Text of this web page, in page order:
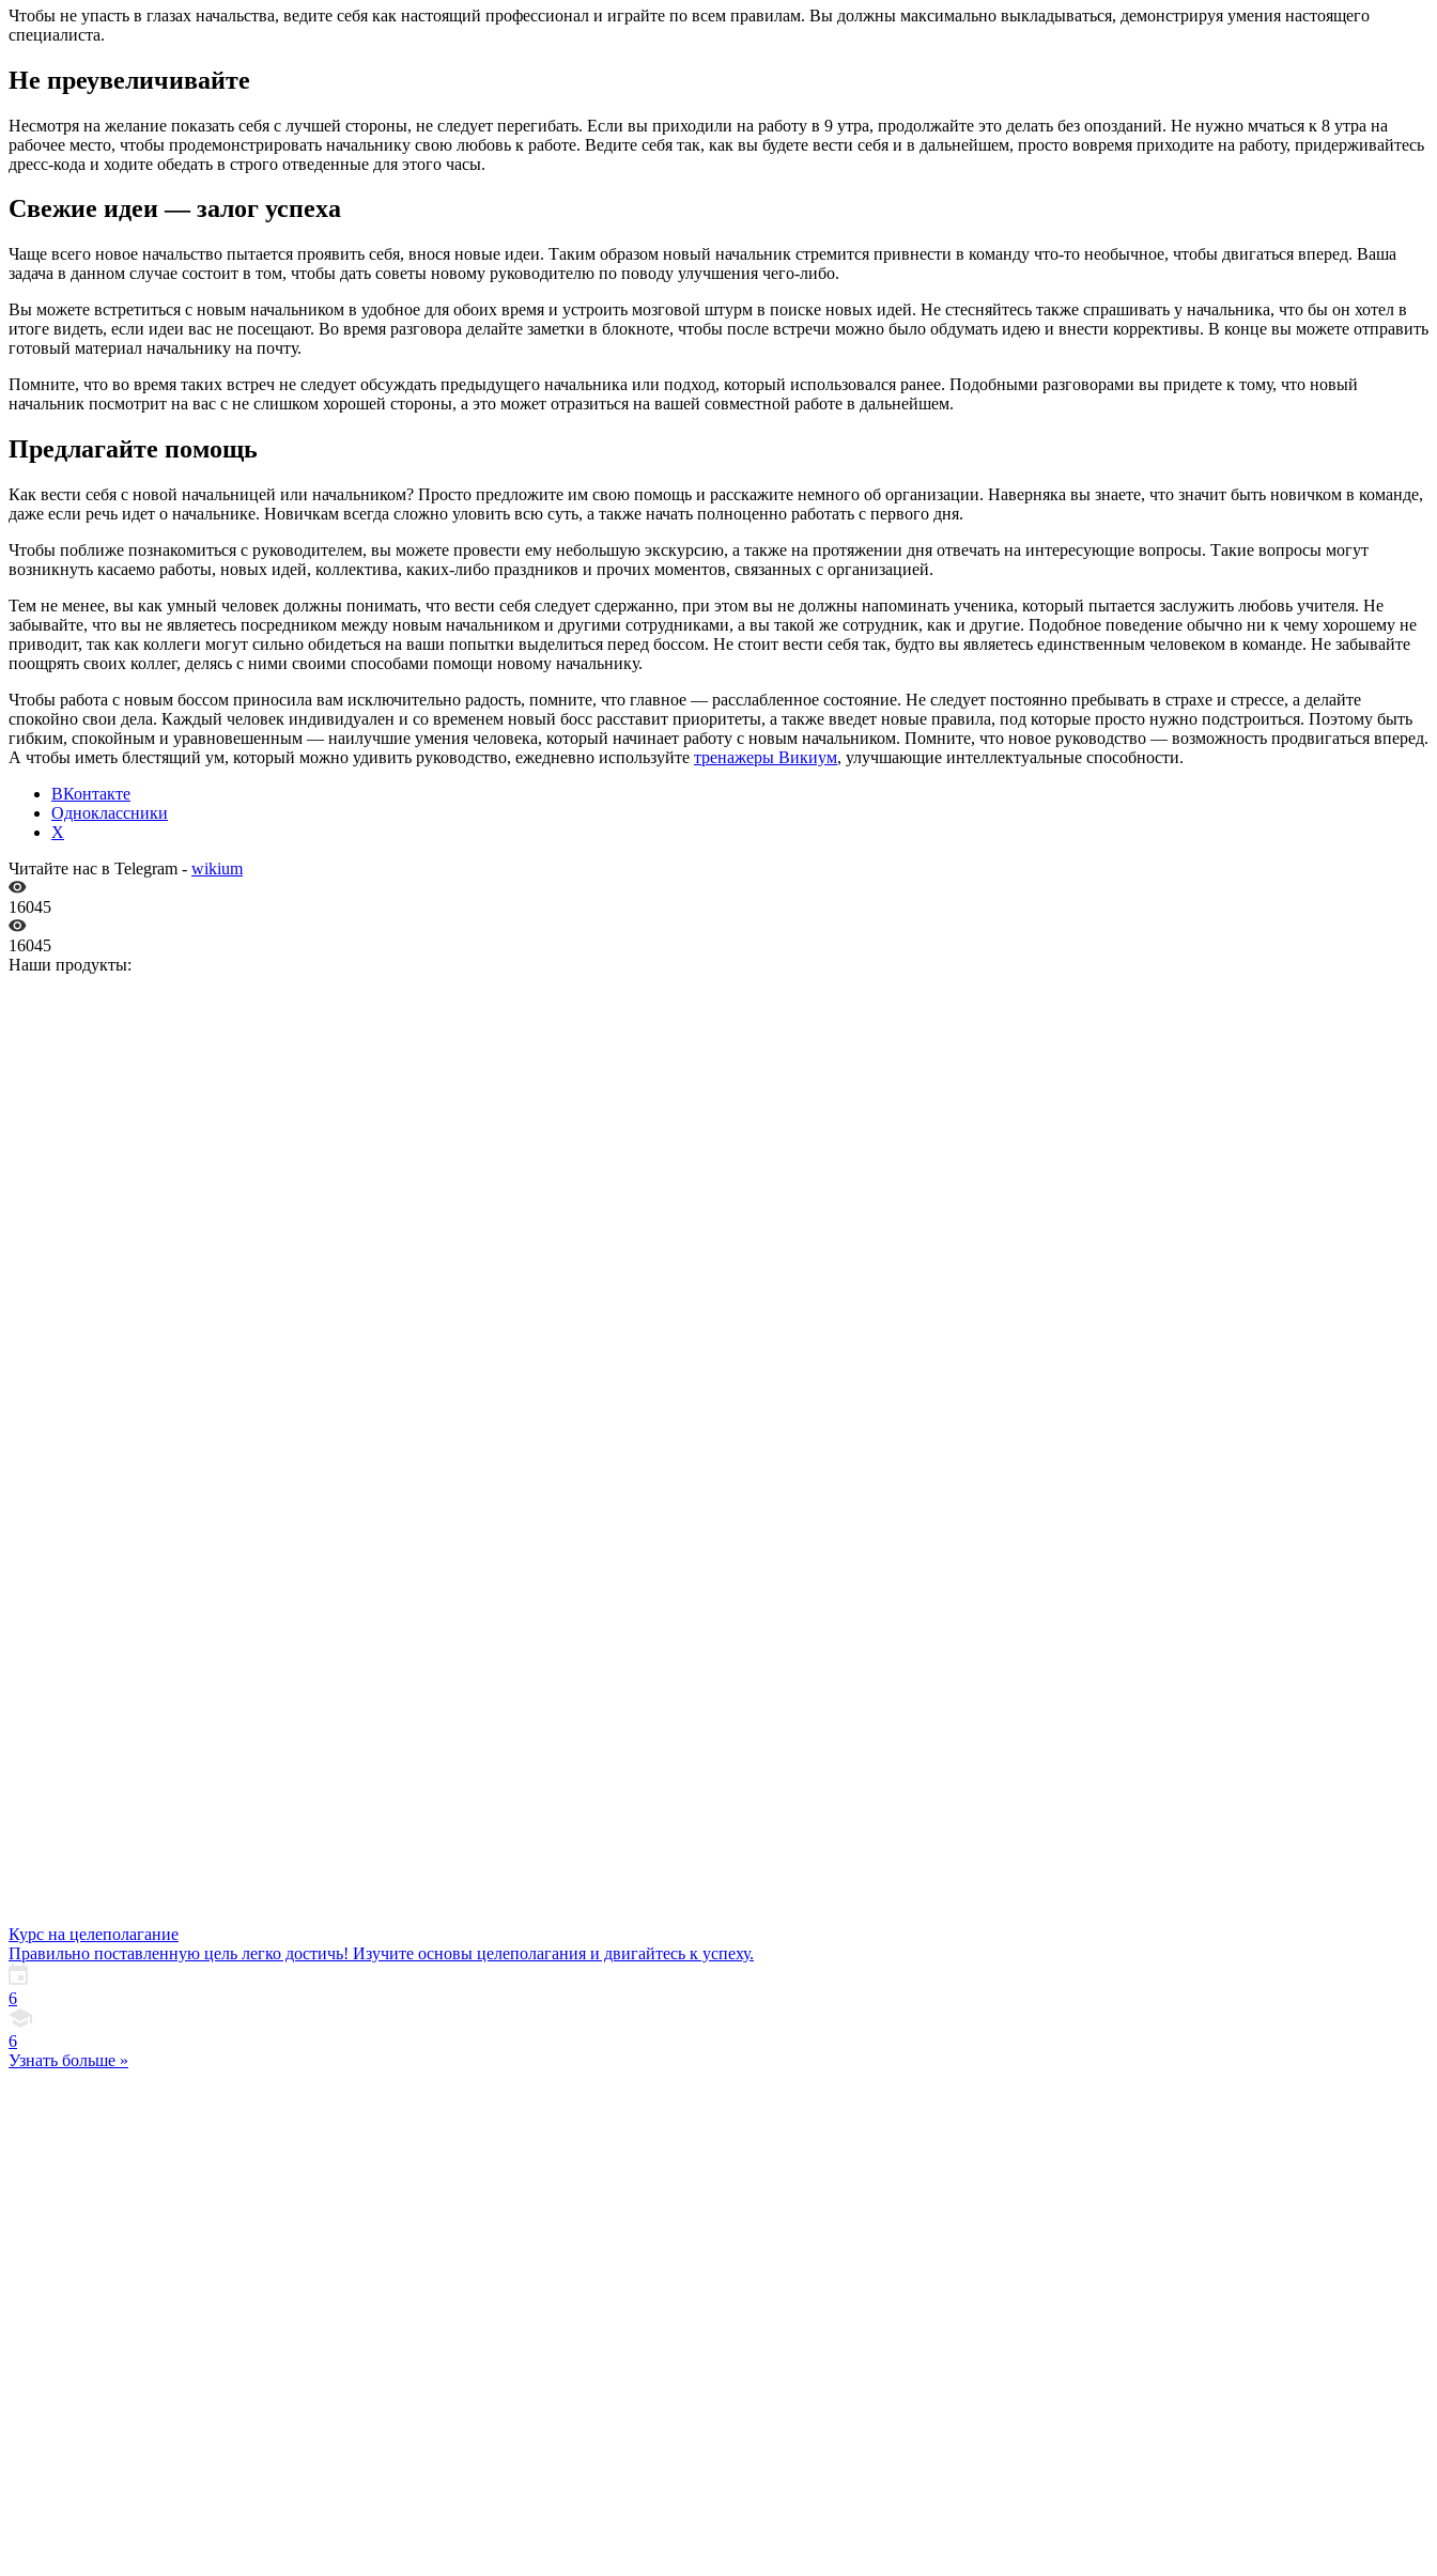
Чтобы не упасть в глазах начальства, ведите себя как настоящий профессионал и играйте по всем правилам. Вы должны максимально выкладываться, демонстрируя умения настоящего
специалиста.
Не преувеличивайте
Несмотря на желание показать себя с лучшей стороны, не следует перегибать. Если вы приходили на работу в 9 утра, продолжайте это делать без опозданий. Не нужно мчаться к 8 утра на
рабочее место, чтобы продемонстрировать начальнику свою любовь к работе. Ведите себя так, как вы будете вести себя и в дальнейшем, просто вовремя приходите на работу, придерживайтесь
дресс-кода и ходите обедать в строго отведенные для этого часы.
Свежие идеи — залог успеха
Чаще всего новое начальство пытается проявить себя, внося новые идеи. Таким образом новый начальник стремится привнести в команду что-то необычное, чтобы двигаться вперед. Ваша
задача в данном случае состоит в том, чтобы дать советы новому руководителю по поводу улучшения чего-либо.
Вы можете встретиться с новым начальником в удобное для обоих время и устроить мозговой штурм в поиске новых идей. Не стесняйтесь также спрашивать у начальника, что бы он хотел в
итоге видеть, если идеи вас не посещают. Во время разговора делайте заметки в блокноте, чтобы после встречи можно было обдумать идею и внести коррективы. В конце вы можете отправить
готовый материал начальнику на почту.
Помните, что во время таких встреч не следует обсуждать предыдущего начальника или подход, который использовался ранее. Подобными разговорами вы придете к тому, что новый
начальник посмотрит на вас с не слишком хорошей стороны, а это может отразиться на вашей совместной работе в дальнейшем.
Предлагайте помощь
Как вести себя с новой начальницей или начальником? Просто предложите им свою помощь и расскажите немного об организации. Наверняка вы знаете, что значит быть новичком в команде,
даже если речь идет о начальнике. Новичкам всегда сложно уловить всю суть, а также начать полноценно работать с первого дня.
Чтобы поближе познакомиться с руководителем, вы можете провести ему небольшую экскурсию, а также на протяжении дня отвечать на интересующие вопросы. Такие вопросы могут
возникнуть касаемо работы, новых идей, коллектива, каких-либо праздников и прочих моментов, связанных с организацией.
Тем не менее, вы как умный человек должны понимать, что вести себя следует сдержанно, при этом вы не должны напоминать ученика, который пытается заслужить любовь учителя. Не
забывайте, что вы не являетесь посредником между новым начальником и другими сотрудниками, а вы такой же сотрудник, как и другие. Подобное поведение обычно ни к чему хорошему не
приводит, так как коллеги могут сильно обидеться на ваши попытки выделиться перед боссом. Не стоит вести себя так, будто вы являетесь единственным человеком в команде. Не забывайте
поощрять своих коллег, делясь с ними своими способами помощи новому начальнику.
Чтобы работа с новым боссом приносила вам исключительно радость, помните, что главное — расслабленное состояние. Не следует постоянно пребывать в страхе и стрессе, а делайте
спокойно свои дела. Каждый человек индивидуален и со временем новый босс расставит приоритеты, а также введет новые правила, под которые просто нужно подстроиться. Поэтому быть
гибким, спокойным и уравновешенным — наилучшие умения человека, который начинает работу с новым начальником. Помните, что новое руководство — возможность продвигаться вперед.
А чтобы иметь блестящий ум, который можно удивить руководство, ежедневно используйте тренажеры Викиум, улучшающие интеллектуальные способности.
ВКонтакте
Одноклассники
X
Читайте нас в Telegram - wikium
16045
16045
Наши продукты:
Курс на целеполагание
Правильно поставленную цель легко достичь! Изучите основы целеполагания и двигайтесь к успеху.
6
6
Узнать больше »